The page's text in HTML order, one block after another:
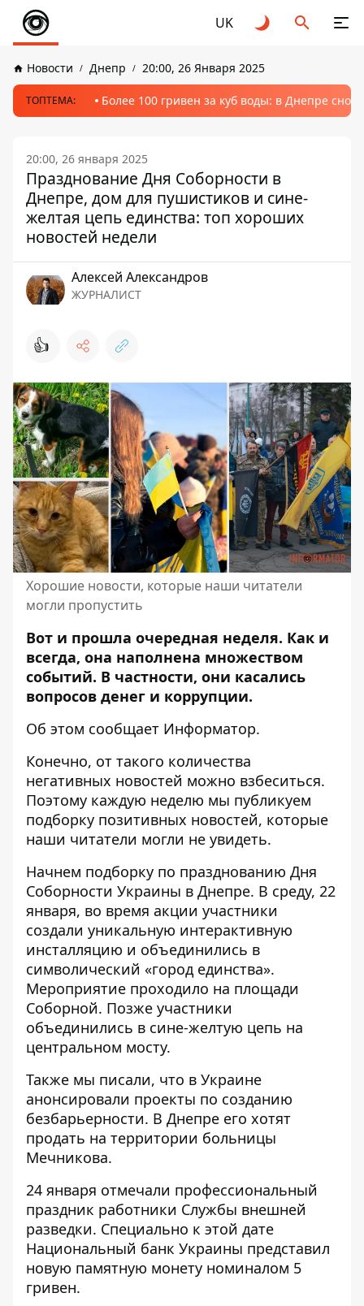
UK
Новости Днепр 20:00, 26 Января 2025
ТОПТЕМА: Более 100 гривен за куб воды: в Днепре
20:00, 26 января 2025
Празднование Дня Соборности в
Днепре, дом для пушистиков и сине-
желтая цепь единства: топ хороших
новостей недели
Алексей Александров
ЖУРНАЛИСТ
👍
Хорошие новости, которые наши читатели
могли пропустить
Вот и прошла очередная неделя. Как и
всегда, она наполнена множеством
событий. В частности, они касались
вопросов денег и коррупции.
Об этом сообщает Информатор.
Конечно, от такого количества
негативных новостей можно взбеситься.
Поэтому каждую неделю мы публикуем
подборку позитивных новостей, которые
наши читатели могли не увидеть.
Начнем подборку по празднованию Дня
Соборности Украины в Днепре. В среду, 22
января, во время акции участники
создали уникальную интерактивную
инсталляцию и объединились в
символический «город единства».
Мероприятие проходило на площади
Соборной. Позже участники
объединились в сине-желтую цепь на
центральном мосту.
Также мы писали, что в Украине
анонсировали проекты по созданию
безбарьерности. В Днепре его хотят
продать на территории больницы
Мечникова.
24 января отмечали профессиональный
праздник работники Службы внешней
разведки. Специально к этой дате
Национальный банк Украины представил
новую памятную монету номиналом 5
гривен.